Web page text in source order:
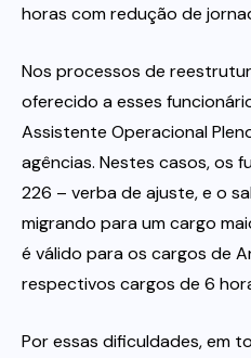
horas com redução de
Nos processos de
oferecido a esses
Assistente Operacional
agências. Nestes casos, os
226 – verba de ajuste, e o
migrando para um cargo
é válido para os cargos de
respectivos cargos de 6
Por essas dificuldades, em